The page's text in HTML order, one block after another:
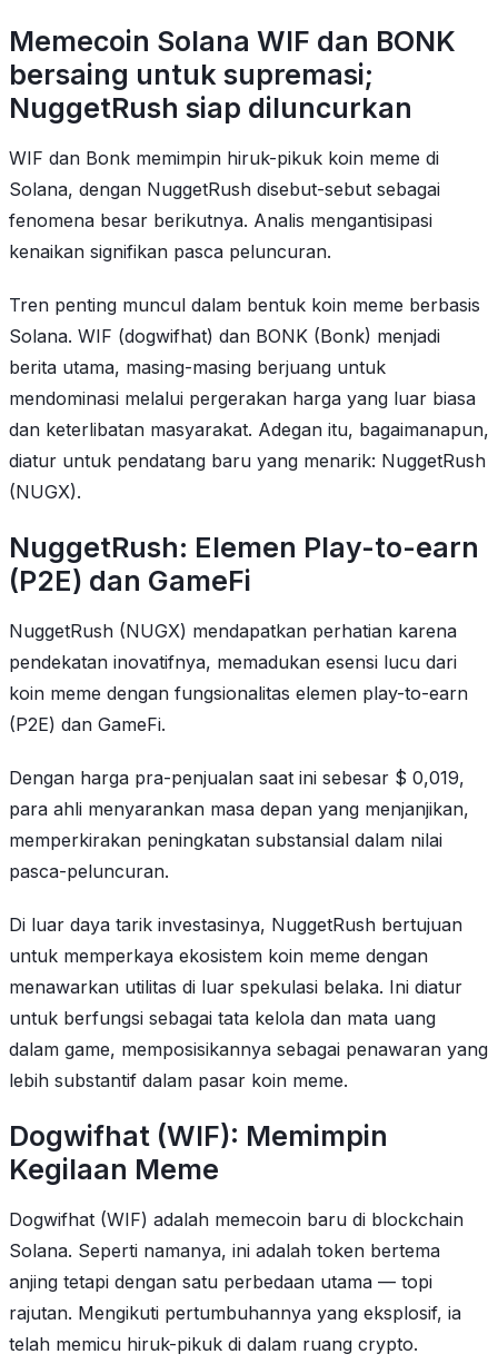
Memecoin Solana WIF dan BONK
bersaing untuk supremasi;
NuggetRush siap diluncurkan
WIF dan Bonk memimpin hiruk-pikuk koin meme di
Solana, dengan NuggetRush disebut-sebut sebagai
fenomena besar berikutnya. Analis mengantisipasi
kenaikan signifikan pasca peluncuran.
Tren penting muncul dalam bentuk koin meme berbasis
Solana. WIF (dogwifhat) dan BONK (Bonk) menjadi
berita utama, masing-masing berjuang untuk
mendominasi melalui pergerakan harga yang luar biasa
dan keterlibatan masyarakat. Adegan itu, bagaimanapun,
diatur untuk pendatang baru yang menarik: NuggetRush
(NUGX).
NuggetRush: Elemen Play-to-earn
(P2E) dan GameFi
NuggetRush (NUGX) mendapatkan perhatian karena
pendekatan inovatifnya, memadukan esensi lucu dari
koin meme dengan fungsionalitas elemen play-to-earn
(P2E) dan GameFi.
Dengan harga pra-penjualan saat ini sebesar $ 0,019,
para ahli menyarankan masa depan yang menjanjikan,
memperkirakan peningkatan substansial dalam nilai
pasca-peluncuran.
Di luar daya tarik investasinya, NuggetRush bertujuan
untuk memperkaya ekosistem koin meme dengan
menawarkan utilitas di luar spekulasi belaka. Ini diatur
untuk berfungsi sebagai tata kelola dan mata uang
dalam game, memposisikannya sebagai penawaran yang
lebih substantif dalam pasar koin meme.
Dogwifhat (WIF): Memimpin
Kegilaan Meme
Dogwifhat (WIF) adalah memecoin baru di blockchain
Solana. Seperti namanya, ini adalah token bertema
anjing tetapi dengan satu perbedaan utama — topi
rajutan. Mengikuti pertumbuhannya yang eksplosif, ia
telah memicu hiruk-pikuk di dalam ruang crypto.